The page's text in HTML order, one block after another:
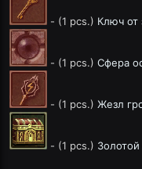
- (1 pcs.) Ключ от
- (1 pcs.) Сфера
- (1 pcs.) Жезл
- (1 pcs.) Золотой